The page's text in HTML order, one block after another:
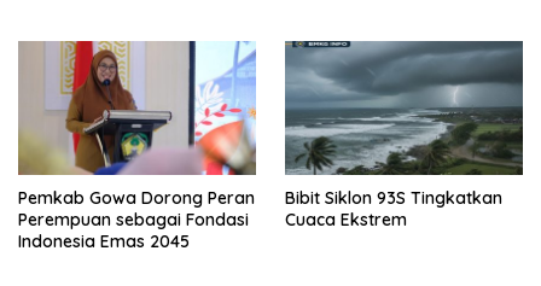
Pemkab Gowa Dorong Peran
Perempuan sebagai Fondasi
Indonesia Emas 2045
Bibit Siklon 93S Tingkatkan
Cuaca Ekstrem